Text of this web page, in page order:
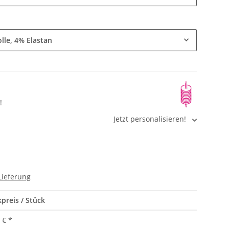
4% Elastan
Jetzt personalisieren!
/ Stück
€ *